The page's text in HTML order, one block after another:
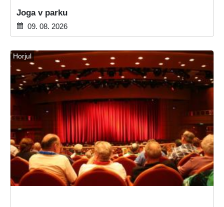
Joga v parku
09. 08. 2026
Horjul